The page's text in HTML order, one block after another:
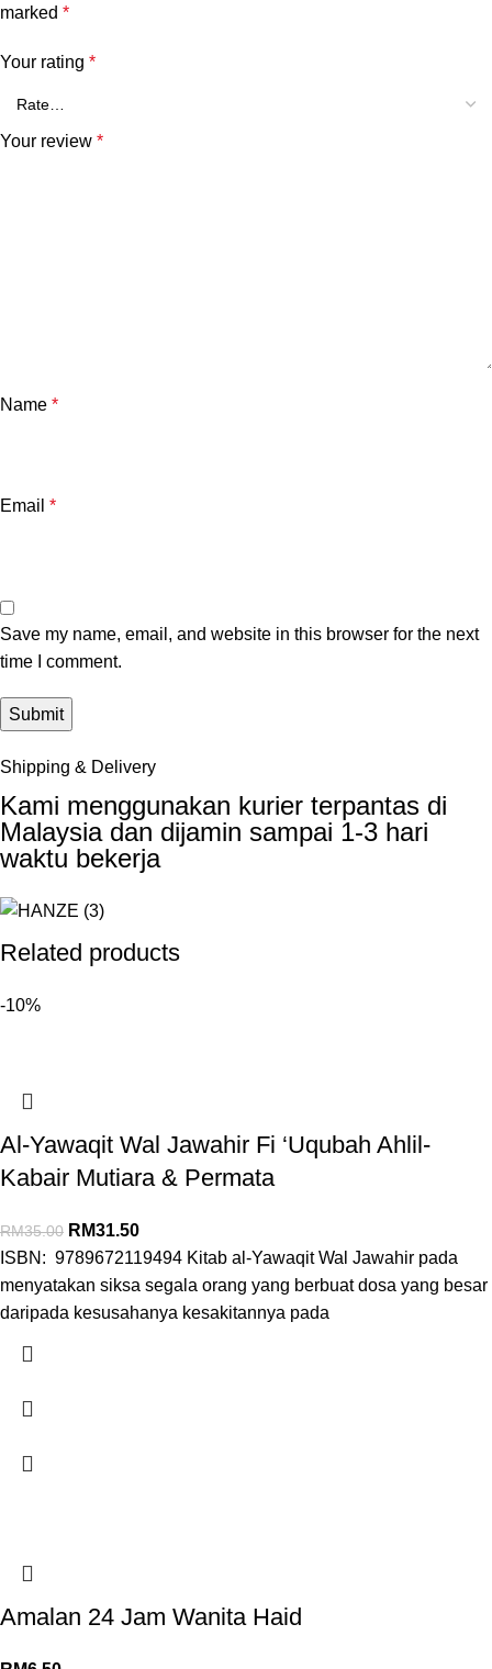
marked *
Your rating *
Your review *
Name *
Email *
Save my name, email, and website in this browser for the next
time I comment.
Shipping & Delivery
Kami menggunakan kurier terpantas di
Malaysia dan dijamin sampai 1-3 hari
waktu bekerja
Related products
-10%
Al-Yawaqit Wal Jawahir Fi ‘Uqubah Ahlil-
Kabair Mutiara & Permata
RM35.00 RM31.50
ISBN: 9789672119494 Kitab al-Yawaqit Wal Jawahir pada
menyatakan siksa segala orang yang berbuat dosa yang besar
daripada kesusahanya kesakitannya pada
Amalan 24 Jam Wanita Haid